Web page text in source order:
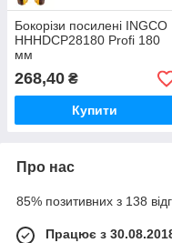
Бокорізи посилені INGCO
HHHDCP28180 Profi 180
мм
268,40 ₴
Купити
Про нас
85% позитивних з 138
Працює з